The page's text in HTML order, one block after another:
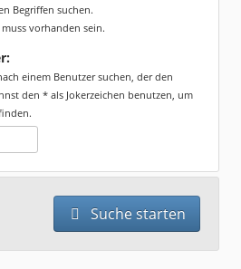
Begriffen suchen.
vorhanden sein.
einem Benutzer suchen, der den
den * als Jokerzeichen benutzen, um
Suche starten